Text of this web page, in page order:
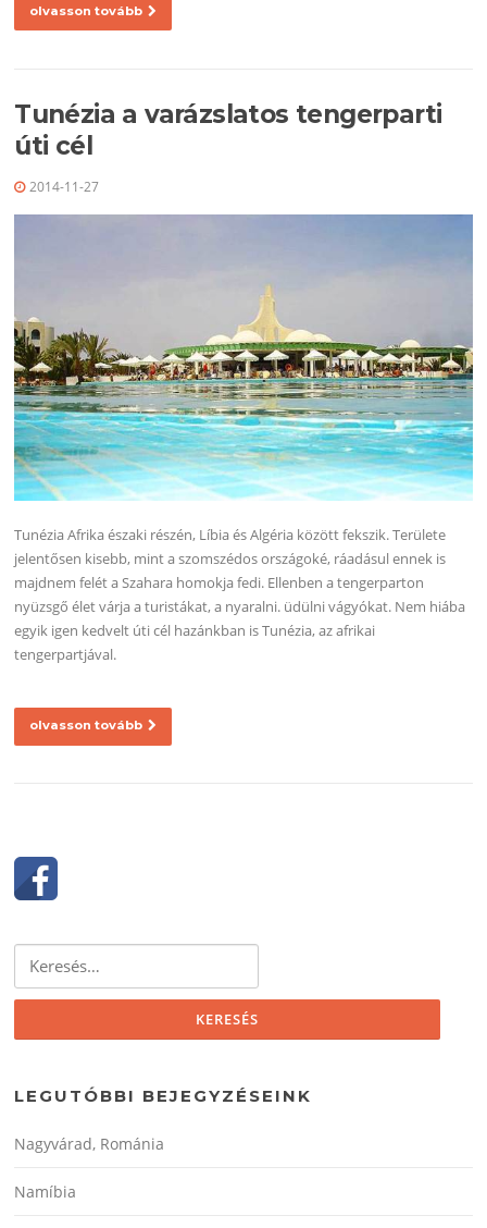
olvasson tovább
Tunézia a varázslatos tengerparti
úti cél
2014-11-27
Tunézia Afrika északi részén, Líbia és Algéria között fekszik. Területe
jelentősen kisebb, mint a szomszédos országoké, ráadásul ennek is
majdnem felét a Szahara homokja fedi. Ellenben a tengerparton
nyüzsgő élet várja a turistákat, a nyaralni. üdülni vágyókat. Nem hiába
egyik igen kedvelt úti cél hazánkban is Tunézia, az afrikai
tengerpartjával.
olvasson tovább
Keresés:
LEGUTÓBBI BEJEGYZÉSEINK
Nagyvárad, Románia
Namíbia